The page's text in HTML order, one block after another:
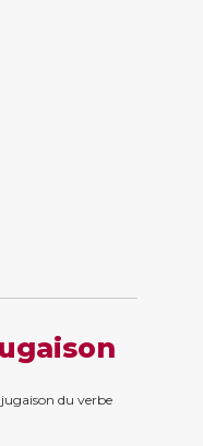
du verbe